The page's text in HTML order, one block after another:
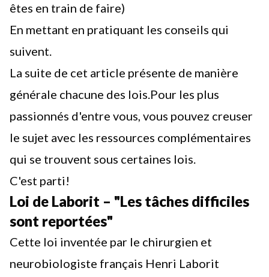
êtes en train de faire)
En mettant en pratiquant les conseils qui
suivent.
La suite de cet article présente de manière
générale chacune des lois.Pour les plus
passionnés d'entre vous, vous pouvez creuser
le sujet avec les ressources complémentaires
qui se trouvent sous certaines lois.
C'est parti!
Loi de Laborit – "Les tâches difficiles
sont reportées"
Cette loi inventée par le chirurgien et
neurobiologiste français Henri Laborit